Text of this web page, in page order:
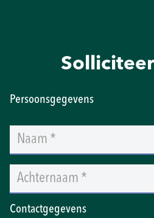
Persoonsgegevens
Contactgegevens